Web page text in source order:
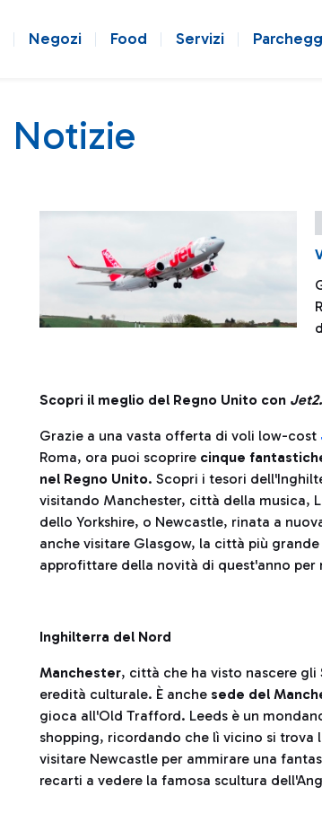
Negozi Food Servizi
Notizie
Scopri il meglio del Regno Unito con
Grazie a una vasta offerta di voli low-cost
Roma, ora puoi scoprire cinque
nel Regno Unito. Scopri i tesori
visitando Manchester, città della musica,
dello Yorkshire, o Newcastle, rinata a
anche visitare Glasgow, la città più
approfittare della novità di quest'anno
Inghilterra del Nord
Manchester, città che ha visto nascere gli
eredità culturale. È anche sede del
gioca all'Old Trafford. Leeds è un
shopping, ricordando che lì vicino si trova
visitare Newcastle per ammirare una
recarti a vedere la famosa scultura